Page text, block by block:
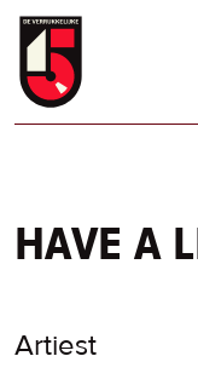
Overslaan
naar
have
Artiest